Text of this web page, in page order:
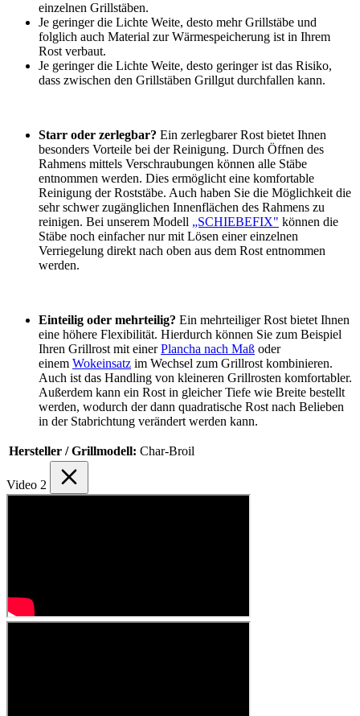
einzelnen Grillstäben.
Je geringer die Lichte Weite, desto mehr Grillstäbe und
folglich auch Material zur Wärmespeicherung ist in Ihrem
Rost verbaut.
Je geringer die Lichte Weite, desto geringer ist das Risiko,
dass zwischen den Grillstäben Grillgut durchfallen kann.
Starr oder zerlegbar? Ein zerlegbarer Rost bietet Ihnen
besonders Vorteile bei der Reinigung. Durch Öffnen des
Rahmens mittels Verschraubungen können alle Stäbe
entnommen werden. Dies ermöglicht eine komfortable
Reinigung der Roststäbe. Auch haben Sie die Möglichkeit die
sehr schwer zugänglichen Innenflächen des Rahmens zu
reinigen. Bei unserem Modell „SCHIEBEFIX" können die
Stäbe noch einfacher nur mit Lösen einer einzelnen
Verriegelung direkt nach oben aus dem Rost entnommen
werden.
Einteilig oder mehrteilig? Ein mehrteiliger Rost bietet Ihnen
eine höhere Flexibilität. Hierdurch können Sie zum Beispiel
Ihren Grillrost mit einerPlancha nach Maß oder
einem Wokeinsatz im Wechsel zum Grillrost kombinieren.
Auch ist das Handling von kleineren Grillrosten komfortabler.
Außerdem kann ein Rost in gleicher Tiefe wie Breite bestellt
werden, wodurch der dann quadratische Rost nach Belieben
in der Stabrichtung verändert werden kann.
Hersteller / Grillmodell: Char-Broil
Video 2